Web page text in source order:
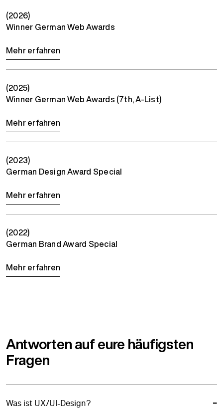
(2026)
Winner German Web Awards
Mehr erfahren
(2025)
Winner German Web Awards (7th, A-List)
Mehr erfahren
(2023)
German Design Award Special
Mehr erfahren
(2022)
German Brand Award Special
Mehr erfahren
Antworten auf eure häufigsten
Fragen
Was ist UX/UI-Design?